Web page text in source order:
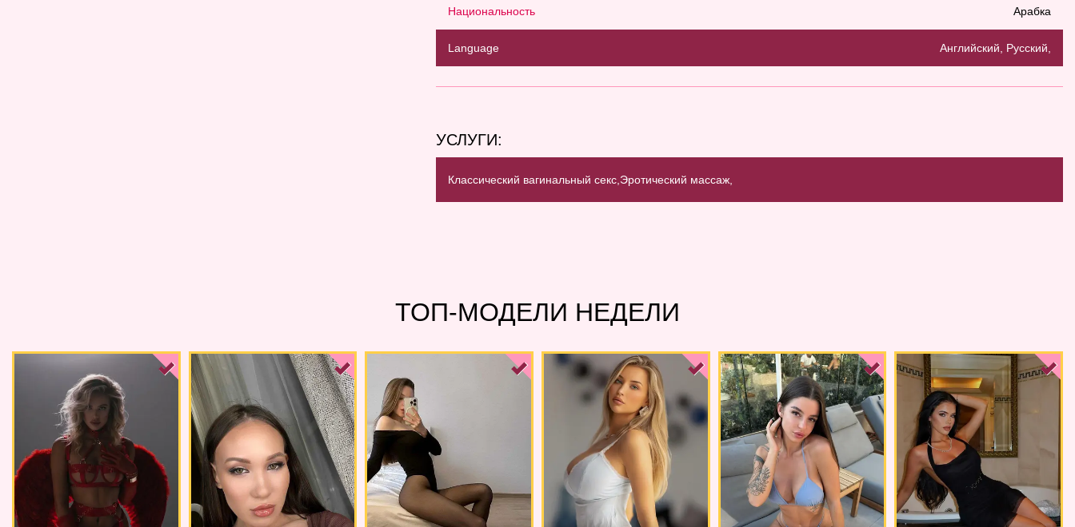
Национальность Арабка
Language Английский, Русский,
УСЛУГИ:
Классический вагинальный секс, Эротический массаж,
ТОП-МОДЕЛИ НЕДЕЛИ